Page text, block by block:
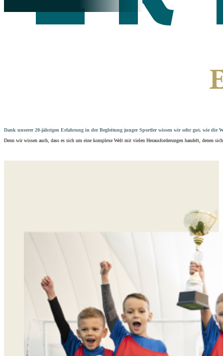
Dank unserer 20-jährigen Erfahrung in der Begleitung junger Sportler wissen wir sehr gut, wie die
Denn wir wissen auch, dass es sich um eine komplexe Welt mit vielen Herausforderungen handelt, denen